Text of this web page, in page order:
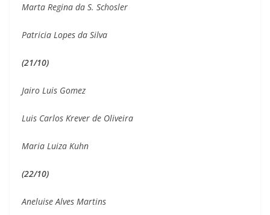
Marta Regina da S. Schosler
Patricia Lopes da Silva
(21/10)
Jairo Luis Gomez
Luis Carlos Krever de Oliveira
Maria Luiza Kuhn
(22/10)
Aneluise Alves Martins